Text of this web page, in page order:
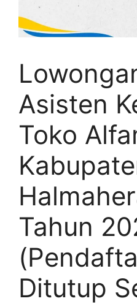
Asisten
Toko
Tahun
Ditutup